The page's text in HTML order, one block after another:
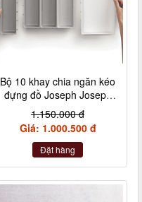
Bộ 10 khay chia ngăn kéo
đựng đồ Joseph Joseph
Duo đỏ xám 85191
1.150.000 đ
Giá: 1.000.500 đ
Đặt hàng